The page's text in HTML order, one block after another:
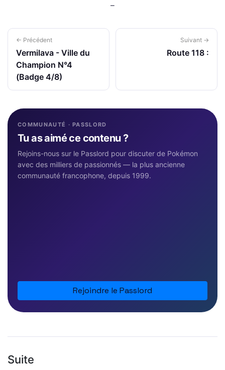
–
← Précédent
Vermilava - Ville du
Champion N°4
(Badge 4/8)
Suivant →
Route 118 :
COMMUNAUTÉ · PASSLORD
Tu as aimé ce contenu ?
Rejoins-nous sur le Passlord pour discuter de Pokémon
avec des milliers de passionnés — la plus ancienne
communauté francophone, depuis 1999.
Rejoindre le Passlord
Suite